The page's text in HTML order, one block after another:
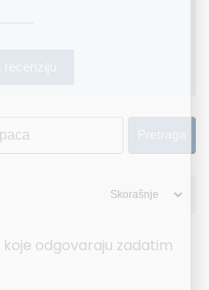
odgovaraju zadatim